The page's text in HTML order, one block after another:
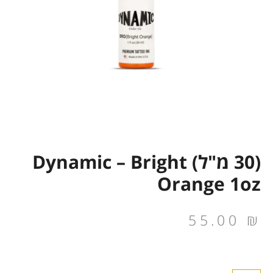
(30 מ"ל) Dynamic – Bright
Orange 1oz
55.00 ₪